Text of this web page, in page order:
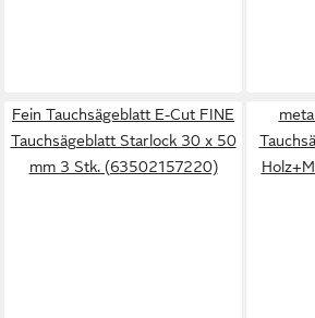
Fein Tauchsägeblatt E-Cut FINE
Tauchsägeblatt Starlock 30 x 50
mm 3 Stk. (63502157220)